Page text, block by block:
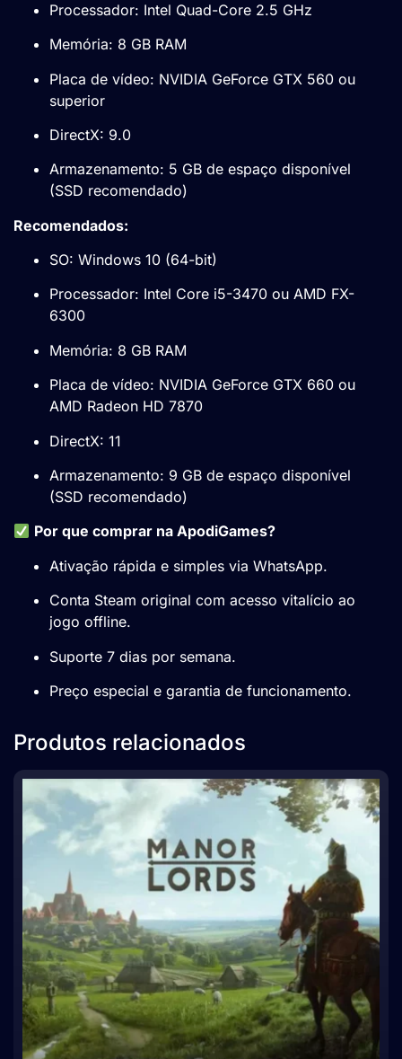
Processador: Intel Quad-Core 2.5 GHz
Memória: 8 GB RAM
Placa de vídeo: NVIDIA GeForce GTX 560 ou
superior
DirectX: 9.0
Armazenamento: 5 GB de espaço disponível
(SSD recomendado)
Recomendados:
SO: Windows 10 (64-bit)
Processador: Intel Core i5-3470 ou AMD FX-
6300
Memória: 8 GB RAM
Placa de vídeo: NVIDIA GeForce GTX 660 ou
AMD Radeon HD 7870
DirectX: 11
Armazenamento: 9 GB de espaço disponível
(SSD recomendado)
Por que comprar na ApodiGames?
Ativação rápida e simples via WhatsApp.
Conta Steam original com acesso vitalício ao
jogo offline.
Suporte 7 dias por semana.
Preço especial e garantia de funcionamento.
Produtos relacionados